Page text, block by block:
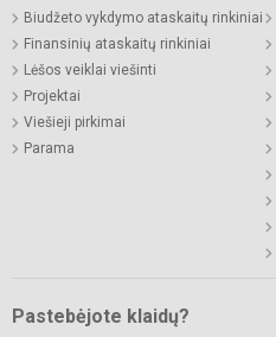
Biudžeto vykdymo ataskaitų rinkiniai
Finansinių ataskaitų rinkiniai
Lėšos veiklai viešinti
Projektai
Viešieji pirkimai
Parama
Pastebėjote klaidų?